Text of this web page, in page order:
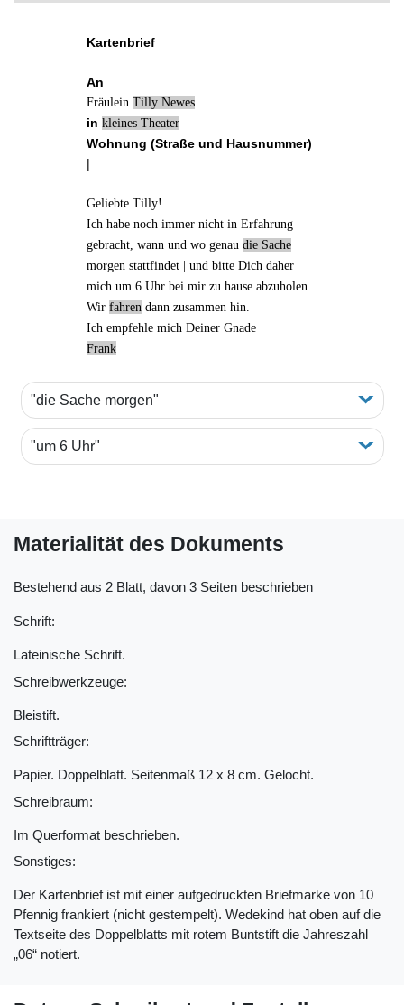
Kartenbrief
An
FräuleinTilly Newes
in kleines Theater
Wohnung (Straße und Hausnummer)
|
Geliebte Tilly!
Ich habe noch immer nicht in Erfahrung
gebracht, wann und wo genaudie Sache
morgen stattfindet | und bitte Dich daher
michum 6 Uhr bei mir zu hause abzuholen.
Wirfahren dann zusammen hin.
Ich empfehle mich Deiner Gnade
Frank
"die Sache morgen"
"um 6 Uhr"
Materialität des Dokuments
Bestehend aus 2 Blatt, davon 3 Seiten beschrieben
Schrift:
Lateinische Schrift.
Schreibwerkzeuge:
Bleistift.
Schriftträger:
Papier. Doppelblatt. Seitenmaß 12 x 8 cm. Gelocht.
Schreibraum:
Im Querformat beschrieben.
Sonstiges:
Der Kartenbrief ist mit einer aufgedruckten Briefmarke von 10
Pfennig frankiert (nicht gestempelt). Wedekind hat oben auf die
Textseite des Doppelblatts mit rotem Buntstift die Jahreszahl
„06“ notiert.